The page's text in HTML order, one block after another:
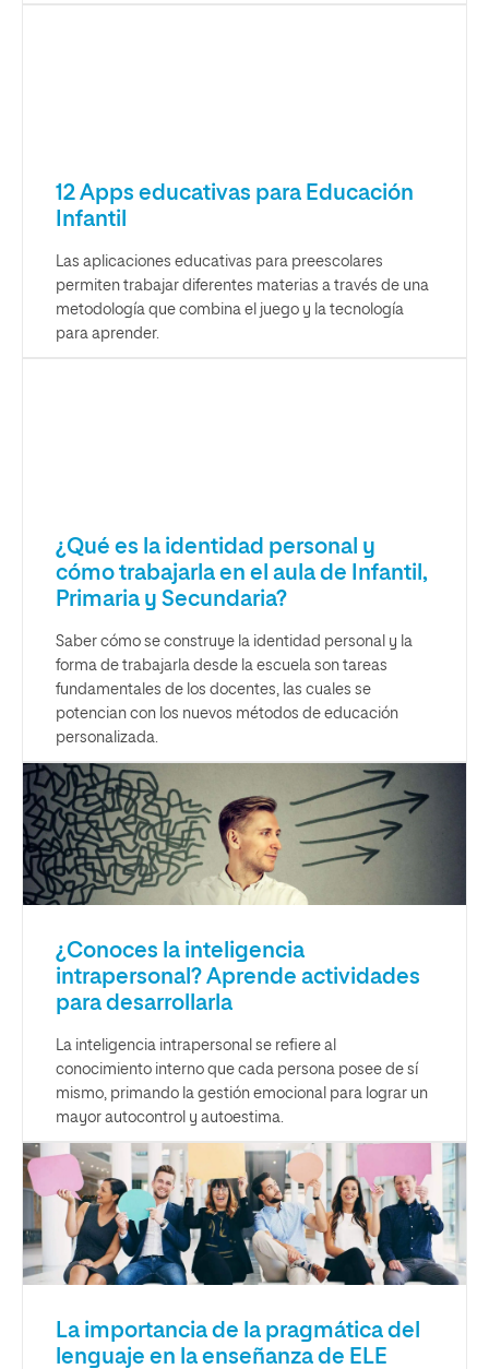
12 Apps educativas para Educación
Infantil
Las aplicaciones educativas para preescolares
permiten trabajar diferentes materias a través de una
metodología que combina el juego y la tecnología
para aprender.
¿Qué es la identidad personal y
cómo trabajarla en el aula de Infantil,
Primaria y Secundaria?
Saber cómo se construye la identidad personal y la
forma de trabajarla desde la escuela son tareas
fundamentales de los docentes, las cuales se
potencian con los nuevos métodos de educación
personalizada.
¿Conoces la inteligencia
intrapersonal? Aprende actividades
para desarrollarla
La inteligencia intrapersonal se refiere al
conocimiento interno que cada persona posee de sí
mismo, primando la gestión emocional para lograr un
mayor autocontrol y autoestima.
La importancia de la pragmática del
lenguaje en la enseñanza de ELE